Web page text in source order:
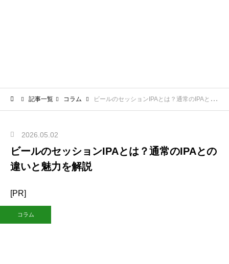
記事一覧 コラム ビールのセッションIPAとは？通常のIPAとの違いと魅力を解説
2026.05.02
ビールのセッションIPAとは？通常のIPAとの
違いと魅力を解説
[PR]
コラム